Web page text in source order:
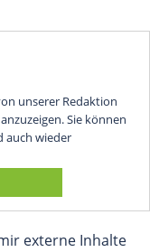
unserer Redaktion
Sie können
auch wieder
externe Inhalte